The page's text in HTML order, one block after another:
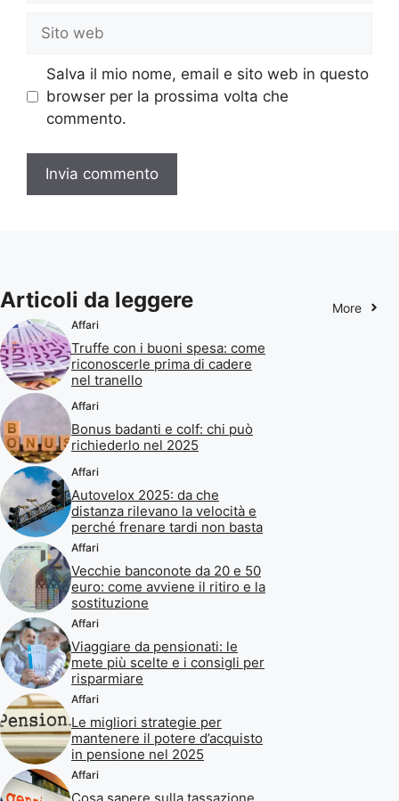
Sito
web
Salva il mio nome, email e sito web in questo
browser per la prossima volta che
commento.
Articoli da leggere More
Affari
Truffe con i buoni spesa: come
riconoscerle prima di cadere
nel tranello
Affari
Bonus badanti e colf: chi può
richiederlo nel 2025
Affari
Autovelox 2025: da che
distanza rilevano la velocità e
perché frenare tardi non basta
Affari
Vecchie banconote da 20 e 50
euro: come avviene il ritiro e la
sostituzione
Affari
Viaggiare da pensionati: le
mete più scelte e i consigli per
risparmiare
Affari
Le migliori strategie per
mantenere il potere d’acquisto
in pensione nel 2025
Affari